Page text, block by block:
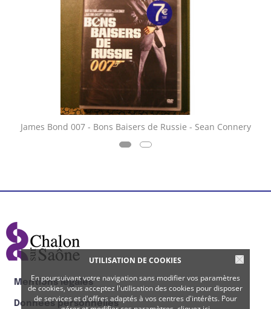
UTILISATION DE COOKIES
En poursuivant votre navigation sans modifier vos paramètres
de cookies, vous acceptez l'utilisation des cookies pour disposer
de services et d'offres adaptés à vos centres d'intérêts. Pour
James Bond 007 - Bons Baisers de Russie - Sean Connery
Mentions légales
Données personnelles